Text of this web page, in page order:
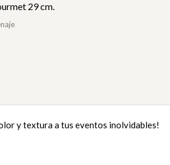
29 cm.
y textura a tus eventos inolvidables!